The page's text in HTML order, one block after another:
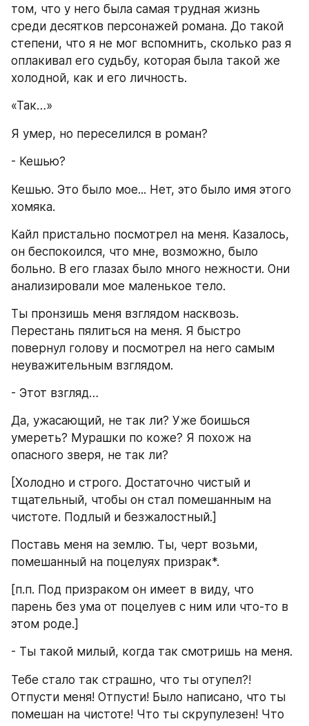
том, что у него была самая трудная жизнь
среди десятков персонажей романа. До такой
степени, что я не мог вспомнить, сколько раз я
оплакивал его судьбу, которая была такой же
холодной, как и его личность.
«Так…»
Я умер, но переселился в роман?
- Кешью?
Кешью. Это было мое... Нет, это было имя этого
хомяка.
Кайл пристально посмотрел на меня. Казалось,
он беспокоился, что мне, возможно, было
больно. В его глазах было много нежности. Они
анализировали мое маленькое тело.
Ты пронзишь меня взглядом насквозь.
Перестань пялиться на меня. Я быстро
повернул голову и посмотрел на него самым
неуважительным взглядом.
- Этот взгляд…
Да, ужасающий, не так ли? Уже боишься
умереть? Мурашки по коже? Я похож на
опасного зверя, не так ли?
[Холодно и строго. Достаточно чистый и
тщательный, чтобы он стал помешанным на
чистоте. Подлый и безжалостный.]
Поставь меня на землю. Ты, черт возьми,
помешанный на поцелуях призрак*.
[п.п. Под призраком он имеет в виду, что
парень без ума от поцелуев с ним или что-то в
этом роде.]
- Ты такой милый, когда так смотришь на меня.
Тебе стало так страшно, что ты отупел?!
Отпусти меня! Отпусти! Было написано, что ты
помешан на чистоте! Что ты скрупулезен! Что